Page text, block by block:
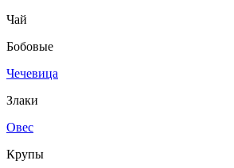
Чай
Бобовые
Чечевица
Злаки
Овес
Крупы